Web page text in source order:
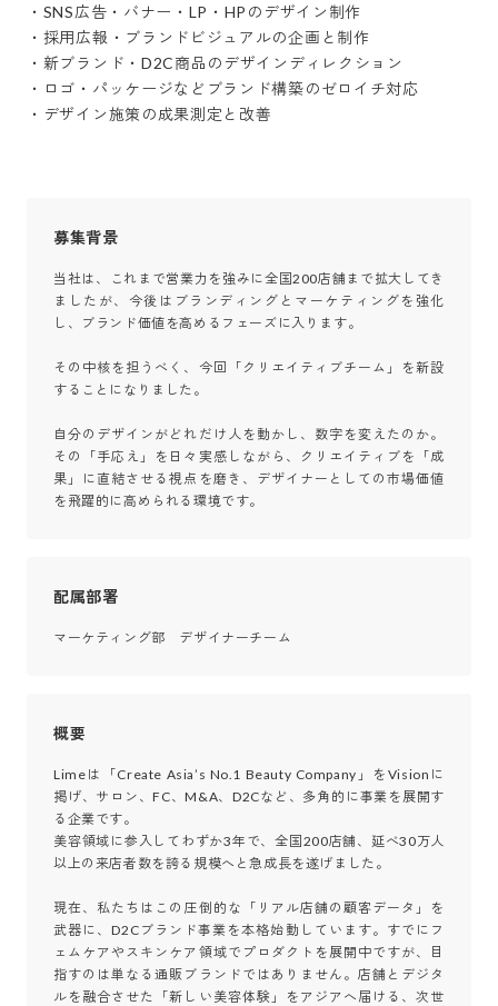
・SNS広告・バナー・LP・HPのデザイン制作
・採用広報・ブランドビジュアルの企画と制作
・新ブランド・D2C商品のデザインディレクション
・ロゴ・パッケージなどブランド構築のゼロイチ対応
・デザイン施策の成果測定と改善
募集背景
当社は、これまで営業力を強みに全国200店舗まで拡大してき
ましたが、今後はブランディングとマーケティングを強化
し、ブランド価値を高めるフェーズに入ります。
その中核を担うべく、今回「クリエイティブチーム」を新設
することになりました。
自分のデザインがどれだけ人を動かし、数字を変えたのか。
その「手応え」を日々実感しながら、クリエイティブを「成
果」に直結させる視点を磨き、デザイナーとしての市場価値
を飛躍的に高められる環境です。
配属部署
マーケティング部　デザイナーチーム
概要
Limeは「Create Asia’s No.1 Beauty Company」をVisionに
掲げ、サロン、FC、M&A、D2Cなど、多角的に事業を展開す
る企業です。
美容領域に参入してわずか3年で、全国200店舗、延べ30万人
以上の来店者数を誇る規模へと急成長を遂げました。
現在、私たちはこの圧倒的な「リアル店舗の顧客データ」を
武器に、D2Cブランド事業を本格始動しています。すでにフ
ェムケアやスキンケア領域でプロダクトを展開中ですが、目
指すのは単なる通販ブランドではありません。店舗とデジタ
ルを融合させた「新しい美容体験」をアジアへ届ける、次世